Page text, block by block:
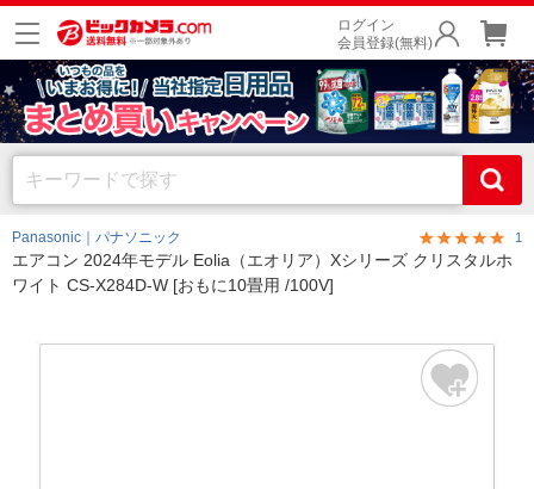
ログイン
会員登録(無料)
Panasonic｜パナソニック 1
エアコン 2024年モデル Eolia（エオリア）Xシリーズ クリスタルホ
ワイト CS-X284D-W [おもに10畳用 /100V]